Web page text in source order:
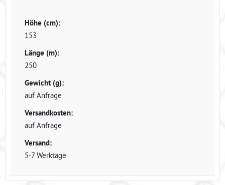
Höhe (cm):
153
Länge (m):
250
Gewicht (g):
auf Anfrage
Versandkosten:
auf Anfrage
Versand:
5-7 Werktage